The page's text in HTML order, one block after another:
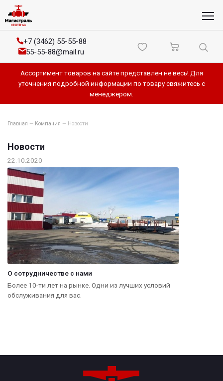
+7 (3462) 55-55-88
55-55-88@mail.ru
Ассортимент товаров на сайте представлен не весь! Для
уточнения подробной информации по товару свяжитесь с
менеджером.
Главная — Компания — Новости
Новости
22.10.2020
О сотрудничестве с нами
Более 10-ти лет на рынке. Одни из лучших условий
обслуживания для вас.